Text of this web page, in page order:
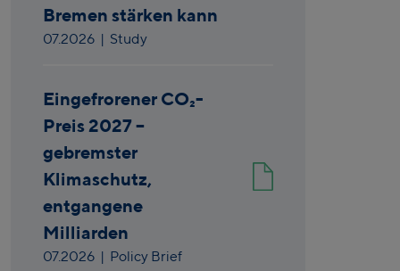
Bremen stärken kann
07.2026 | Study
Eingefrorener CO₂-
Preis 2027 –
gebremster
Klimaschutz,
entgangene
Milliarden
07.2026 | Policy Brief